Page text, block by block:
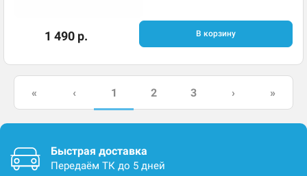
1 490 р. В корзину
« ‹ 1 2 3 › »
Быстрая доставка
Передаём ТК до 5 дней